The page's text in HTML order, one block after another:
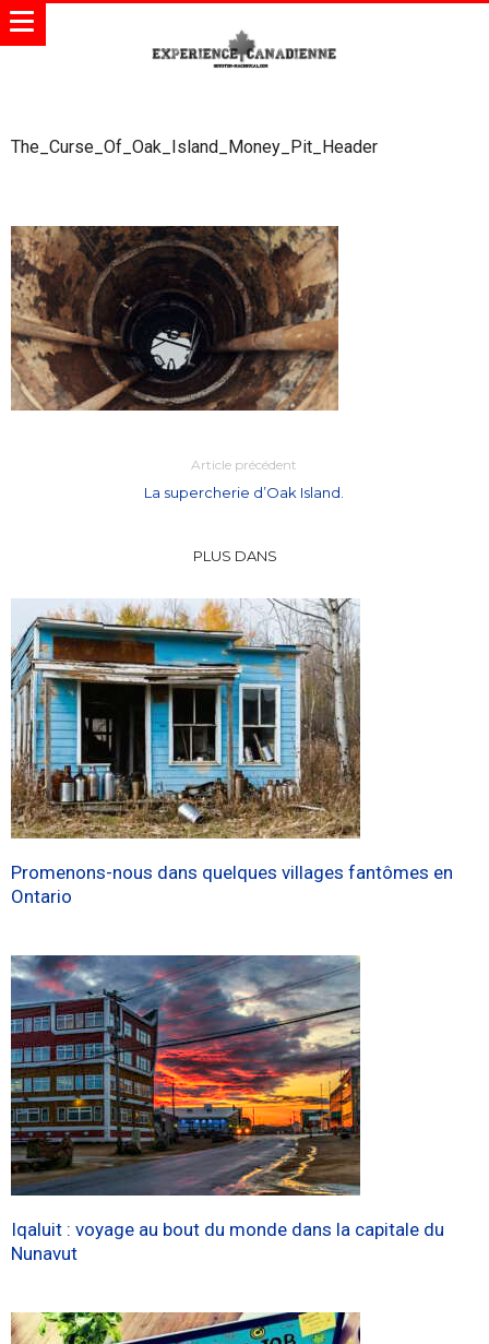
The_Curse_Of_Oak_Island_Money_Pit_Header
Article précédent
La supercherie d’Oak Island.
PLUS DANS
Promenons-nous dans quelques villages fantômes en
Ontario
Iqaluit : voyage au bout du monde dans la capitale du
Nunavut